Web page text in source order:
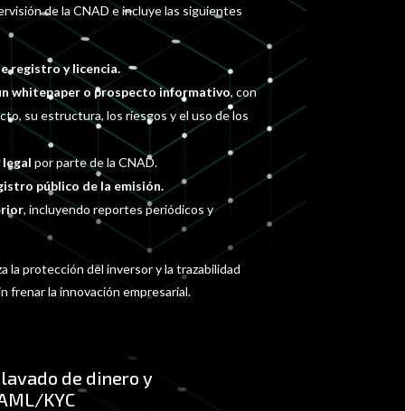
de la CNAD e incluye las siguientes
registro y licencia.
whitepaper o prospecto informativo, con
su estructura, los riesgos y el uso de los
legal por parte de la CNAD.
público de la emisión.
, incluyendo reportes periódicos y
la protección del inversor y la trazabilidad
frenar la innovación empresarial.
de dinero y
KYC